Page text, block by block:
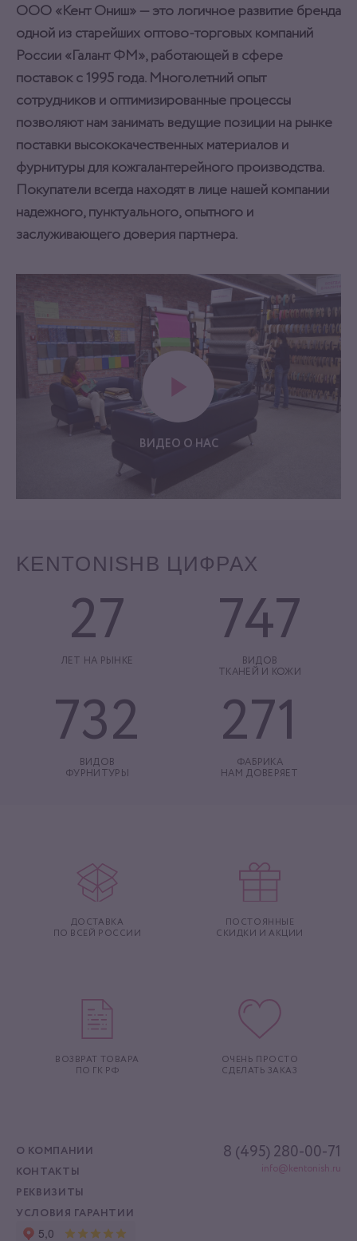
ООО «Кент Ониш» — это логичное развитие бренда
одной из старейших оптово-торговых компаний
России «Галант ФМ», работающей в сфере
поставок с 1995 года. Многолетний опыт
сотрудников и оптимизированные процессы
позволяют нам занимать ведущие позиции на рынке
поставки высококачественных материалов и
фурнитуры для кожгалантерейного производства.
Покупатели всегда находят в лице нашей компании
надежного, пунктуального, опытного и
заслуживающего доверия партнера.
ВИДЕО О НАС
KENTONISH В ЦИФРАХ
27
ЛЕТ НА РЫНКЕ
747
ВИДОВ
ТКАНЕЙ И КОЖИ
732
ВИДОВ
ФУРНИТУРЫ
271
ФАБРИКА
НАМ ДОВЕРЯЕТ
ДОСТАВКА
ПО ВСЕЙ РОССИИ
ПОСТОЯННЫЕ
СКИДКИ И АКЦИИ
ВОЗВРАТ ТОВАРА
ПО ГК РФ
ОЧЕНЬ ПРОСТО
СДЕЛАТЬ ЗАКАЗ
О КОМПАНИИ
КОНТАКТЫ
РЕКВИЗИТЫ
УСЛОВИЯ ГАРАНТИИ
8 (495) 280-00-71
info@kentonish.ru